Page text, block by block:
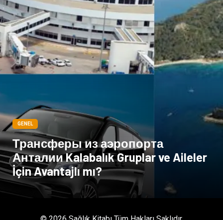
Kültür Acil ve İlkyardım
GENEL
Трансферы из аэропорта
Анталии Kalabalık Gruplar ve Aileler
İçin Avantajlı mı?